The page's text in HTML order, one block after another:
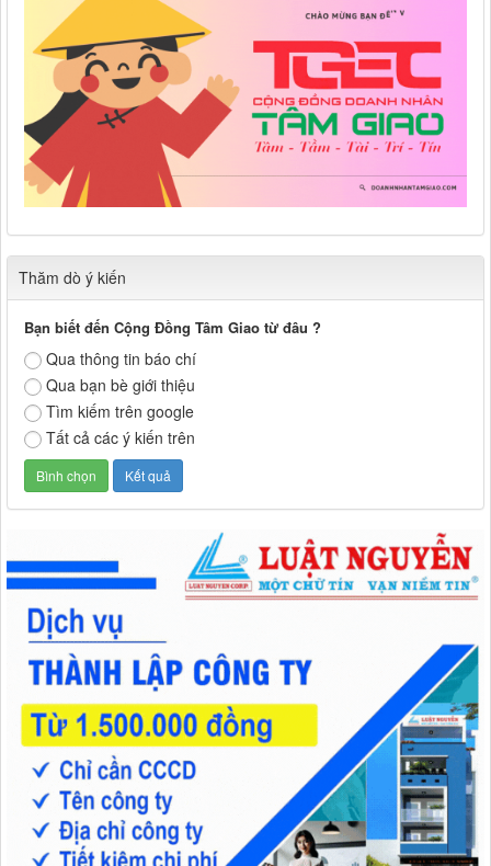
Thăm dò ý kiến
Bạn biết đến Cộng Đồng Tâm Giao từ đâu ?
Qua thông tin báo chí
Qua bạn bè giới thiệu
Tìm kiếm trên google
Tất cả các ý kiến trên